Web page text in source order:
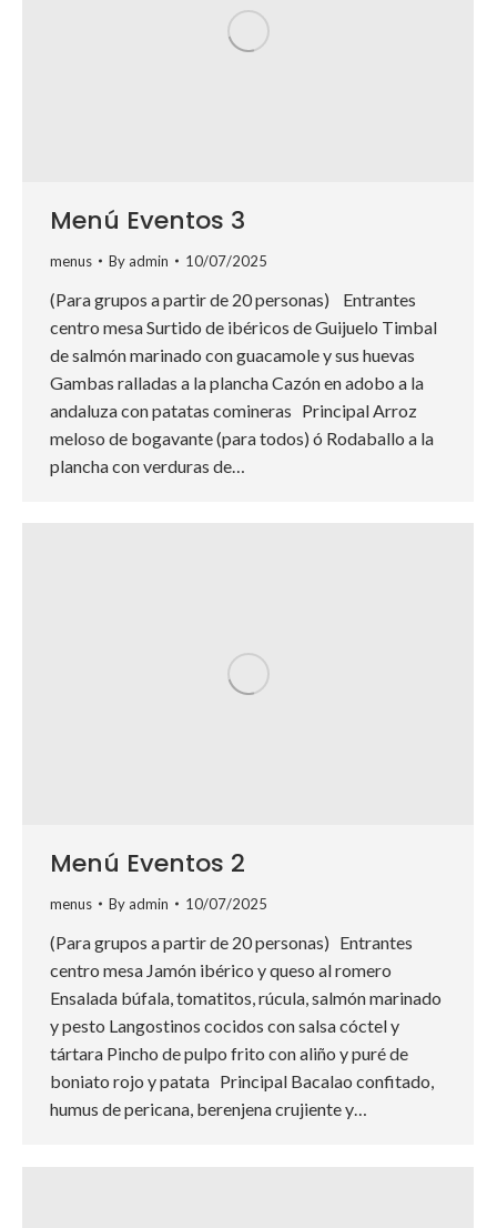
Menú Eventos 3
menus Byadmin 10/07/2025
(Para grupos a partir de 20 personas) Entrantes
centro mesa Surtido de ibéricos de Guijuelo Timbal
de salmón marinado con guacamole y sus huevas
Gambas ralladas a la plancha Cazón en adobo a la
andaluza con patatas comineras Principal Arroz
meloso de bogavante (para todos) ó Rodaballo a la
plancha con verduras de…
Menú Eventos 2
menus Byadmin 10/07/2025
(Para grupos a partir de 20 personas) Entrantes
centro mesa Jamón ibérico y queso al romero
Ensalada búfala, tomatitos, rúcula, salmón marinado
y pesto Langostinos cocidos con salsa cóctel y
tártara Pincho de pulpo frito con aliño y puré de
boniato rojo y patata Principal Bacalao confitado,
humus de pericana, berenjena crujiente y…